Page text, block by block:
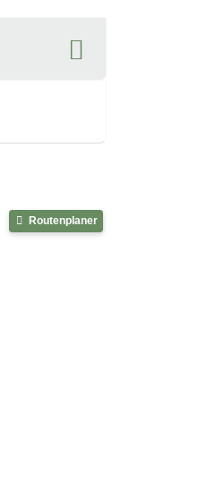
Routenplaner